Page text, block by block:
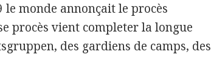
le monde annonçait le procès
procès vient completer la longue
des gardiens de camps, des